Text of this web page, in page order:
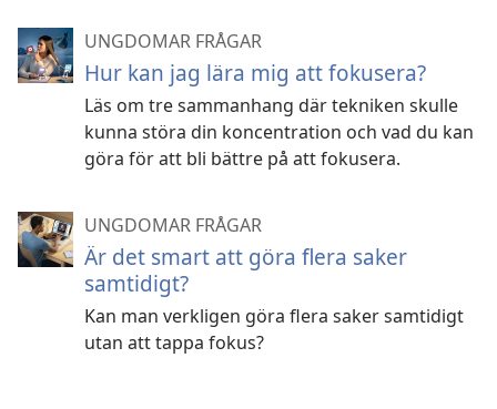
UNGDOMAR FRÅGAR
Hur kan jag lära mig att fokusera?
Läs om tre sammanhang där tekniken skulle
kunna störa din koncentration och vad du kan
göra för att bli bättre på att fokusera.
UNGDOMAR FRÅGAR
Är det smart att göra flera saker
samtidigt?
Kan man verkligen göra flera saker samtidigt
utan att tappa fokus?